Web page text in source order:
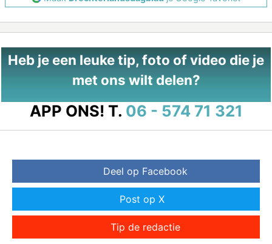
Heb je een leuke tip, foto of video die je
met ons wilt delen?
APP ONS! T. 06 - 574 71 321
Deel op Facebook
Post op X
Tip de redactie